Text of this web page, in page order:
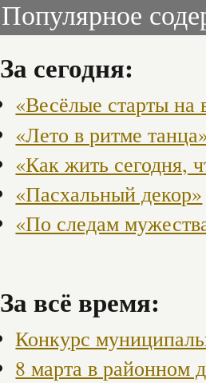
Популярное
За сегодня:
«Весёлые старты на
«Лето в ритме
«Как жить сегодня,
«Пасхальный декор»
«По следам
За всё время:
Конкурс
8 марта в районном